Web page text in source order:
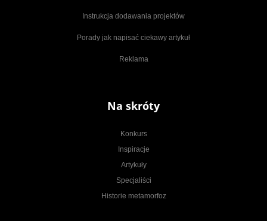
Instrukcja dodawania projektów
Porady jak napisać ciekawy artykuł
Reklama
Na skróty
Konkurs
Inspiracje
Artykuły
Specjaliści
Historie metamorfoz